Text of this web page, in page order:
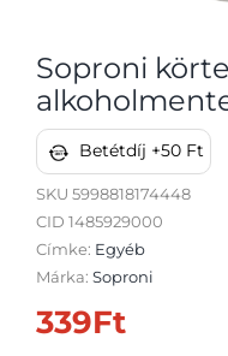
Átvétel
Soproni
Betétdíj +50 Ft
SKU 5998818174448
CID 1485929000
Címke: Egyéb
Márka: Soproni
339Ft